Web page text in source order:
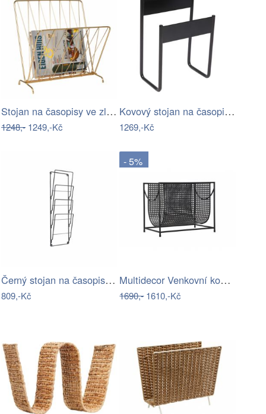
Stojan na časopisy ve zlaté barvě…
1248,- 1249,-Kč
Kovový stojan na časopisy InBetween –…
1269,-Kč
Černý stojan na časopisy PT LIVING
809,-Kč
- 5%
Multidecor Venkovní koberec EXPRESS NEW…
1690,-1610,-Kč